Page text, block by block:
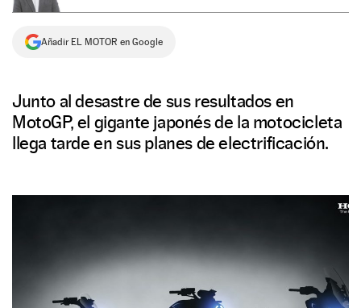
Añadir EL MOTOR en Google
Junto al desastre de sus resultados en
MotoGP, el gigante japonés de la motocicleta
llega tarde en sus planes de electrificación.